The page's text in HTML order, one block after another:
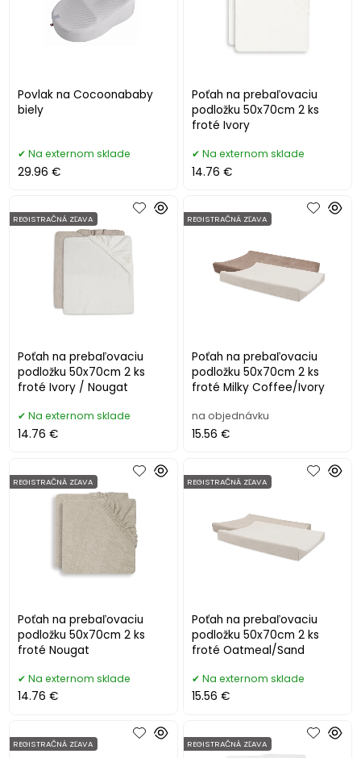
Povlak na Cocoonababy
biely
Na externom sklade
29.96 €
Poťah na prebaľovaciu
podložku 50x70cm 2 ks
froté Ivory
Na externom sklade
14.76 €
Poťah na prebaľovaciu
podložku 50x70cm 2 ks
froté Ivory / Nougat
REGISTRAČNÁ ZĽAVA
Na externom sklade
14.76 €
Poťah na prebaľovaciu
podložku 50x70cm 2 ks
froté Milky Coffee/Ivory
REGISTRAČNÁ ZĽAVA
na objednávku
15.56 €
Poťah na prebaľovaciu
podložku 50x70cm 2 ks
froté Nougat
REGISTRAČNÁ ZĽAVA
Na externom sklade
14.76 €
Poťah na prebaľovaciu
podložku 50x70cm 2 ks
froté Oatmeal/Sand
REGISTRAČNÁ ZĽAVA
Na externom sklade
15.56 €
REGISTRAČNÁ ZĽAVA REGISTRAČNÁ ZĽAVA